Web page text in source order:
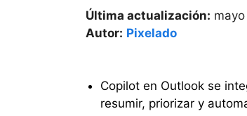
Última actualización:
Autor: Pixelado
Copilot en Outlook se
resumir, priorizar y